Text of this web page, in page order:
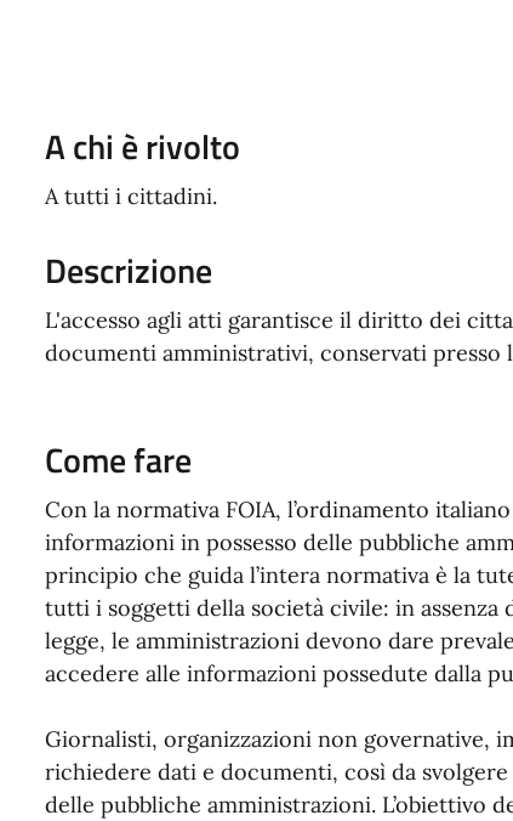
A chi è rivolto
A tutti i cittadini.
Descrizione
L'accesso agli atti garantisce il diritto dei
documenti amministrativi, conservati presso
Come fare
Con la normativa FOIA, l’ordinamento
informazioni in possesso delle pubbliche
principio che guida l’intera normativa è la
tutti i soggetti della società civile: in
legge, le amministrazioni devono dare
accedere alle informazioni possedute dalla
Giornalisti, organizzazioni non governative,
richiedere dati e documenti, così da
delle pubbliche amministrazioni. L’obiettivo